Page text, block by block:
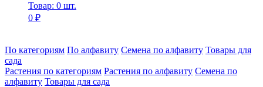
Товар: 0 шт.
0 ₽
По категориям По алфавиту Семена по алфавиту Товары для
сада
Растения по категориям Растения по алфавиту Семена по
алфавиту Товары для сада